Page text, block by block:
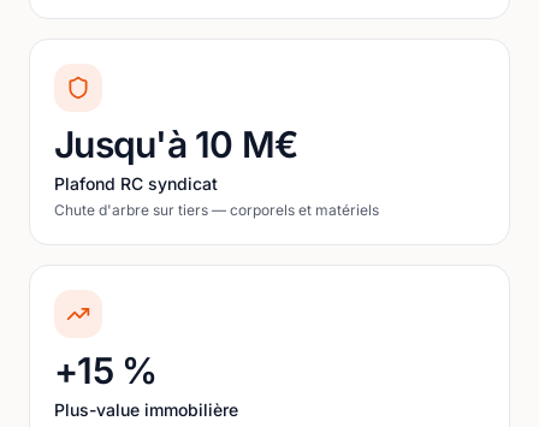
Jusqu'à 10 M€
Plafond RC syndicat
Chute d'arbre sur tiers — corporels et matériels
+15 %
Plus-value immobilière